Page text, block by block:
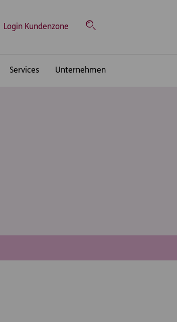
Login Kundenzone
Suche
Services Unternehmen